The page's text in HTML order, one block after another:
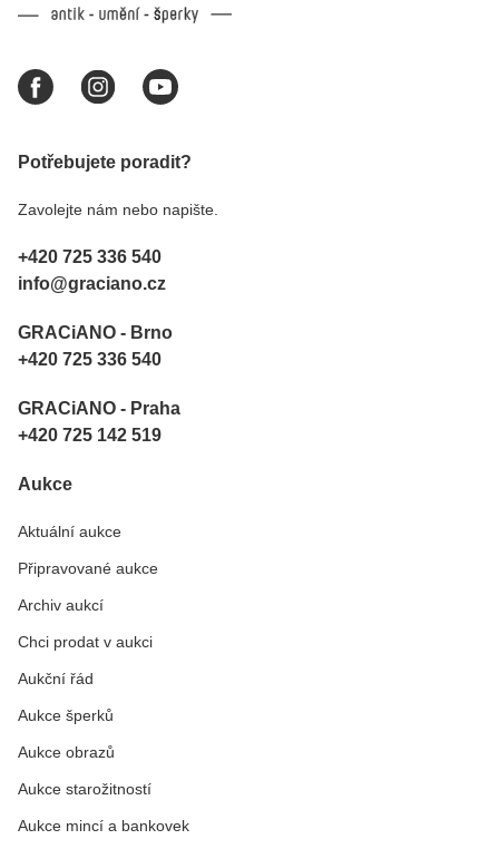
Potřebujete poradit?
Zavolejte nám nebo napište.
+420 725 336 540
info@graciano.cz
GRACiANO - Brno
+420 725 336 540
GRACiANO - Praha
+420 725 142 519
Aukce
Aktuální aukce
Připravované aukce
Archiv aukcí
Chci prodat v aukci
Aukční řád
Aukce šperků
Aukce obrazů
Aukce starožitností
Aukce mincí a bankovek